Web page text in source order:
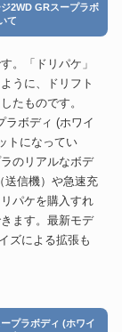
2WD GRスープラボ
て
。「ドリパケ」
うに、ドリフト
たものです。
ラボディ (ホワイ
トになってい
のリアルなボデ
送信機）や急速充
パケを購入すれ
ます。最新モデ
ズによる拡張も
プラボディ (ホワイ